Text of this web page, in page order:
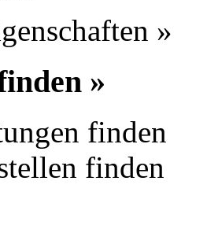
»
»
finden
finden